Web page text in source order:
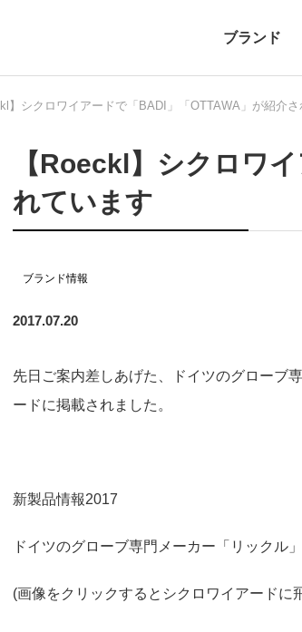
ブランド
自転車 自転車パーツ
ニュース プレスリリース
】シクロワイアードで「BADI」「OTTAWA」が紹介
【Roeckl】シクロワ
れています
ブランド情報
2017.07.20
先日ご案内差しあげた、ドイツのグローブ
ードに掲載されました。
新製品情報2017
ドイツのグローブ専門メーカー「リック
(画像をクリックするとシクロワイアードに